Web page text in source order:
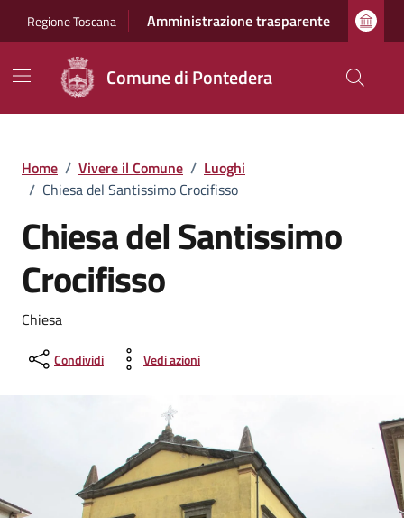
Regione Toscana Amministrazione trasparente
Comune di Pontedera
Home / Vivere il Comune / Luoghi
/ Chiesa del Santissimo Crocifisso
Chiesa del Santissimo
Crocifisso
Chiesa
Condividi Vedi azioni